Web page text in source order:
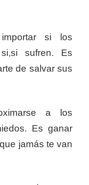
si los
sufren. Es
de salvar sus
a los
Es ganar
jamás te van